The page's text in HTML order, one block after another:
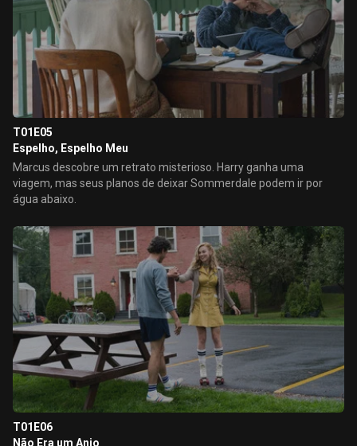
T01E05
Espelho, Espelho Meu
Marcus descobre um retrato misterioso. Harry ganha uma
viagem, mas seus planos de deixar Sommerdale podem ir por
água abaixo.
T01E06
Não Era um Anjo